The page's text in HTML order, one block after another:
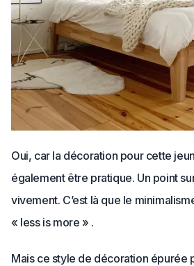
Oui, car la décoration pour cette
également être pratique. Un point
vivement. C’est là que le
« less is more » .
Mais ce style de décoration épurée